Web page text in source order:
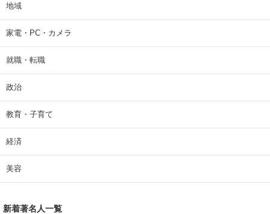
地域
家電・PC・カメラ
就職・転職
政治
教育・子育て
経済
美容
新着著名人一覧